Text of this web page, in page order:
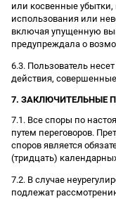
или косвенные
использования или
включая упущенную
предупреждала о
6.3. Пользователь
действия,
7. ЗАКЛЮЧИТЕЛЬНЫЕ
7.1. Все споры по
путем переговоров.
споров является
(тридцать)
7.2. В случае
подлежат